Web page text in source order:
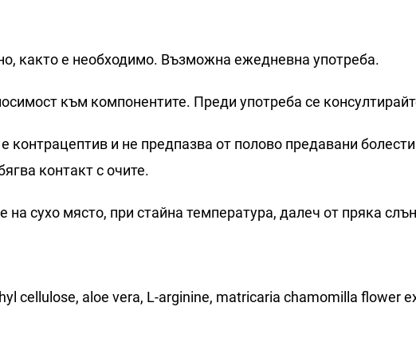
както е необходимо. Възможна ежедневна употреба.
към компонентите. Преди употреба се
контрацептив и не предпазва от полово предавани
контакт с очите.
на сухо място, при стайна температура, далеч от пряка
cellulose, aloe vera, L-arginine, matricaria chamomilla flower